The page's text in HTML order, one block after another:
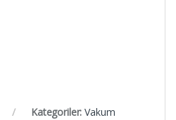
Kategoriler:Vakum